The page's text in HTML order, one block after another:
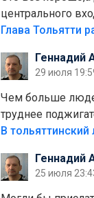
центрального
кафе"Мираж" к
плитки не
лежала в парке и
Геннадий
29 июля
Чем больше
труднее
пожар.Тех кто
полно
равно едут в
Геннадий
25 июля